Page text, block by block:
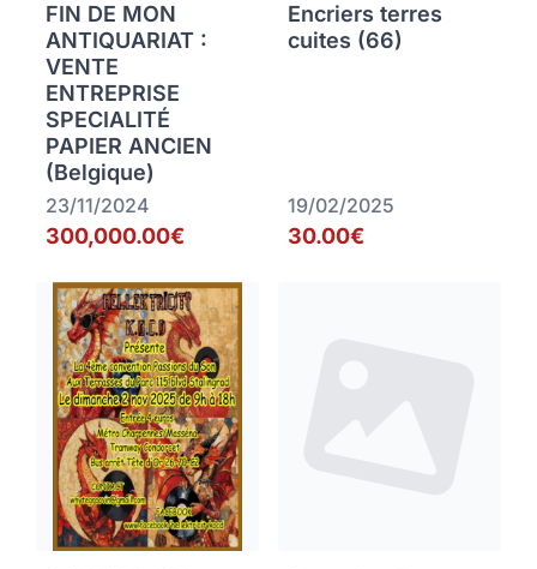
FIN DE MON
ANTIQUARIAT :
VENTE
ENTREPRISE
SPECIALITÉ
PAPIER ANCIEN
(Belgique)
23/11/2024
300,000.00€
Encriers terres
cuites (66)
19/02/2025
30.00€